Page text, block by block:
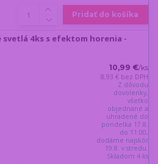
Pridať do košíka
svetlá 4ks s efektom horenia -
10,99 €/ks
8,93 € bez DPH
Z dôvodu
dovolenky,
všetko
objednané a
uhradené do
pondelka 17.8.
do 11:00,
dodáme najskôr
19.8. v stredu.
Skladom 4 ks